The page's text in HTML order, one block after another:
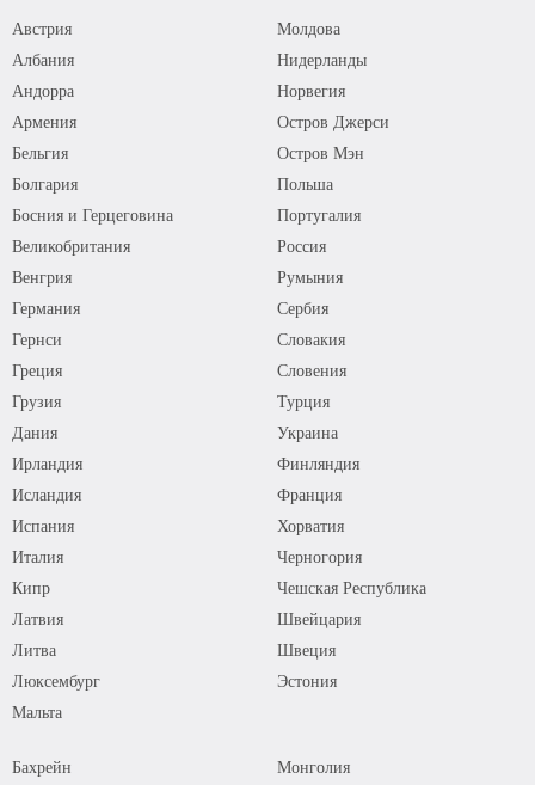
Австрия
Албания
Андорра
Армения
Бельгия
Болгария
Босния и Герцеговина
Великобритания
Венгрия
Германия
Гернси
Греция
Грузия
Дания
Ирландия
Исландия
Испания
Италия
Кипр
Латвия
Литва
Люксембург
Мальта
Молдова
Нидерланды
Норвегия
Остров Джерси
Остров Мэн
Польша
Португалия
Россия
Румыния
Сербия
Словакия
Словения
Турция
Украина
Финляндия
Франция
Хорватия
Черногория
Чешская Республика
Швейцария
Швеция
Эстония
Бахрейн
Монголия